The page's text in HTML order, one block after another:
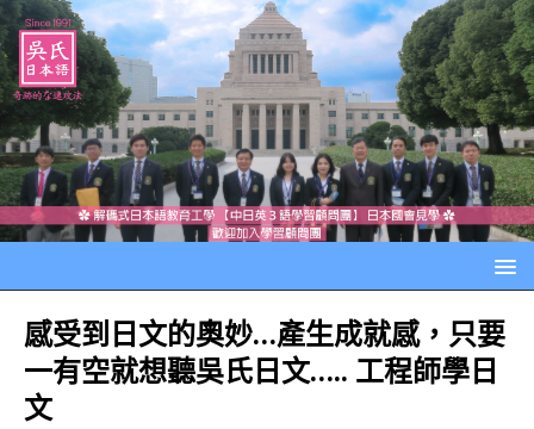
感受到日文的奧妙…產生成就感，只要
一有空就想聽吳氏日文….. 工程師學日
文